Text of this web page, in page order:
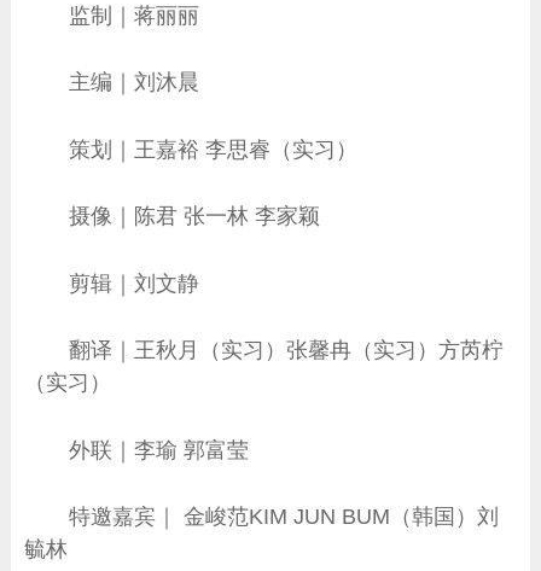
监制｜蒋丽丽
主编｜刘沐晨
策划｜王嘉裕 李思睿（实习）
摄像｜陈君 张一林 李家颖
剪辑｜刘文静
翻译｜王秋月（实习）张馨冉（实习）方芮柠
（实习）
外联｜李瑜 郭富莹
特邀嘉宾｜ 金峻范KIM JUN BUM（韩国）刘
毓林